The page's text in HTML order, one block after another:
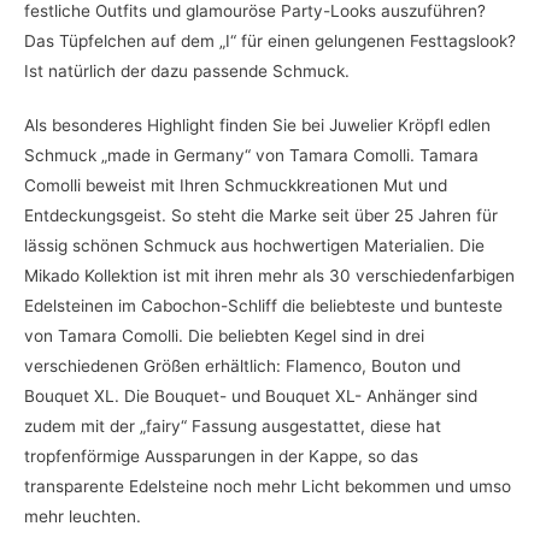
festliche Outfits und glamouröse Party-Looks auszuführen?
Das Tüpfelchen auf dem „I“ für einen gelungenen Festtagslook?
Ist natürlich der dazu passende Schmuck.
Als besonderes Highlight finden Sie bei Juwelier Kröpfl edlen
Schmuck „made in Germany“ von Tamara Comolli. Tamara
Comolli beweist mit Ihren Schmuckkreationen Mut und
Entdeckungsgeist. So steht die Marke seit über 25 Jahren für
lässig schönen Schmuck aus hochwertigen Materialien. Die
Mikado Kollektion ist mit ihren mehr als 30 verschiedenfarbigen
Edelsteinen im Cabochon-Schliff die beliebteste und bunteste
von Tamara Comolli. Die beliebten Kegel sind in drei
verschiedenen Größen erhältlich: Flamenco, Bouton und
Bouquet XL. Die Bouquet- und Bouquet XL- Anhänger sind
zudem mit der „fairy“ Fassung ausgestattet, diese hat
tropfenförmige Aussparungen in der Kappe, so das
transparente Edelsteine noch mehr Licht bekommen und umso
mehr leuchten.